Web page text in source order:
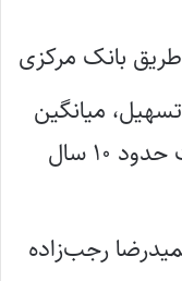
بانک مرکزی
میانگین
سنی قبول‌شدگان آزمون وکالت حدود ۱۰ سال
رجب‌زاده